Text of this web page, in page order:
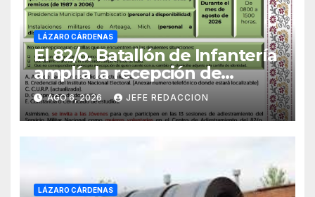
LÁZARO CÁRDENAS
El 82/o. Batallón de Infantería
amplía la recepción de
documentos para obtener La
Catilla del Servicio Militar
Nacional
AGO 6, 2026 JEFE REDACCION
LÁZARO CÁRDENAS